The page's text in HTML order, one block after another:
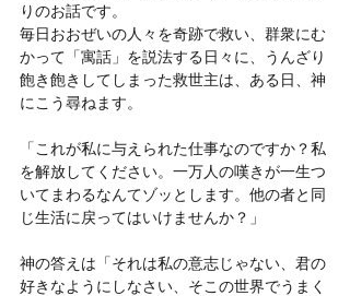
りのお話です。
毎日おおぜいの人々を奇跡で救い、群衆にむ
かって「寓話」を説法する日々に、うんざり
飽き飽きしてしまった救世主は、ある日、神
にこう尋ねます。
「これが私に与えられた仕事なのですか？私
を解放してください。一万人の嘆きが一生つ
いてまわるなんてゾッとします。他の者と同
じ生活に戻ってはいけませんか？」
神の答えは「それは私の意志じゃない、君の
好きなようにしなさい、そこの世界でうまく